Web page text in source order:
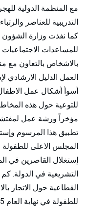
مع المنظمة الدولية
التدريبية للعناصر
للمساعدات الاجتماعيات
بالاشخاص بالتعاون مع
أسوأ أشكال عمل
للتوعية حول هذه
مؤخراً ورشة عمل
تطبيق هذا المرسوم
المجلس الاعلى
إستغلال القاصرين في
التشريعية في الدولة.
القطاعية حول الاتجار
للطفولة في نهاية العام 2015.